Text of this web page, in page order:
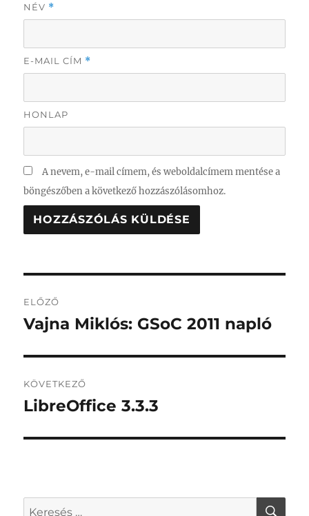
NÉV *
E-MAIL CÍM *
HONLAP
A nevem, e-mail címem, és weboldalcímem mentése a
böngészőben a következő hozzászólásomhoz.
navigáció
ELŐZŐ
Korábbi
Vajna Miklós: GSoC 2011 napló
KÖVETKEZŐ
Következő
LibreOffice 3.3.3
Keresés